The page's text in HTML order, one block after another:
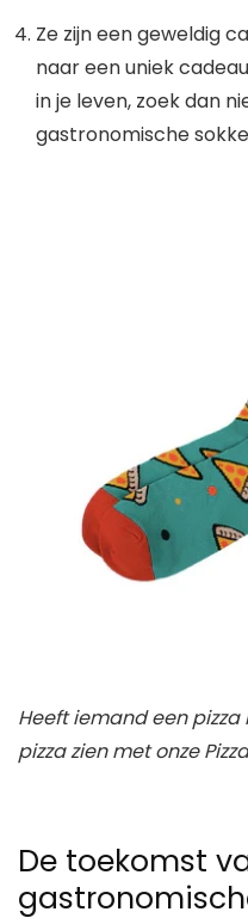
Ze zijn een geweldig
naar een uniek
in je leven, zoek dan
gastronomische
Heeft iemand een
pizza zien met onze
De toekomst